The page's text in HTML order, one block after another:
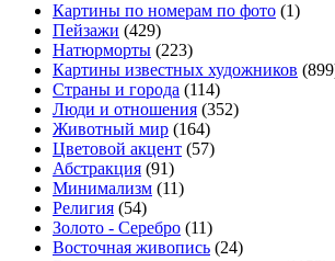
Картины по номерам по фото (1)
Пейзажи (429)
Натюрморты (223)
Картины известных художников
Страны и города (114)
Люди и отношения (352)
Животный мир (164)
Цветовой акцент (57)
Абстракция (91)
Минимализм (11)
Религия (54)
Золото - Серебро (11)
Восточная живопись (24)